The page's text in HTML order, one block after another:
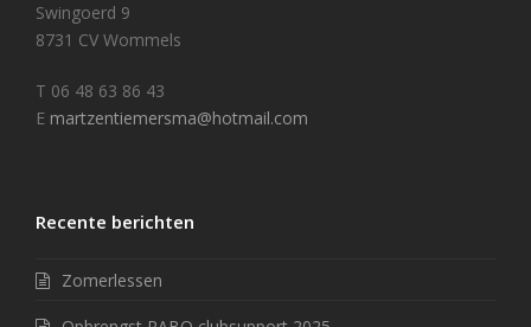
Swingoerd 9
8731 CV Wommels
T 06 48 63 86 43
E martzentiemersma@hotmail.com
Recente berichten
Zomerlessen